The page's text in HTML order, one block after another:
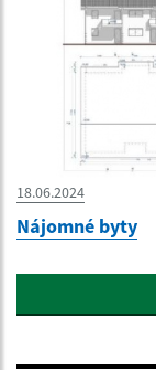
18.06.2024
Nájomné byty